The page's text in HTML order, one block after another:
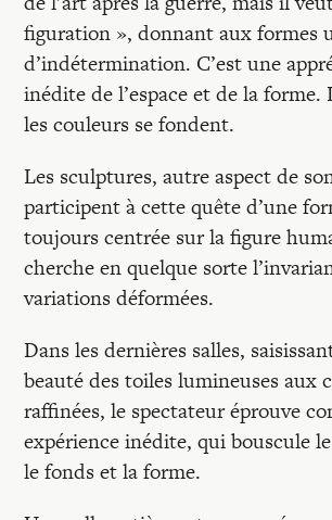
figuration », donnant aux formes
d’indétermination. C’est une
inédite de l’espace et de la forme.
les couleurs se fondent.
Les sculptures, autre aspect de
participent à cette quête d’une
toujours centrée sur la figure
cherche en quelque sorte
variations déformées.
Dans les dernières salles,
beauté des toiles lumineuses aux
raffinées, le spectateur éprouve
expérience inédite, qui bouscule
le fonds et la forme.